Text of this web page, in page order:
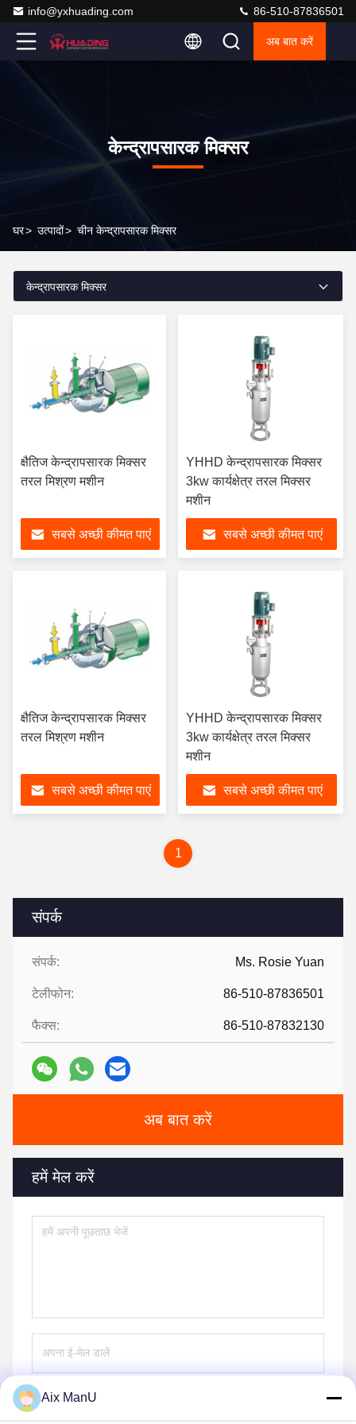
info@yxhuading.com 86-510-87836501
अब बात करें
केन्द्रापसारक मिक्सर
घर> उत्पादों> चीन केन्द्रापसारक मिक्सर
संपर्क
संपर्क: Ms. Rosie Yuan
टेलीफोन: 86-510-87836501
फैक्स: 86-510-87832130
अब बात करें
हमें मेल करें
भेजना
केन्द्रापसारक मिक्सर
क्षैतिज केन्द्रापसारक मिक्सर
तरल मिश्रण मशीन
सबसे अच्छी कीमत पाएं
YHHD केन्द्रापसारक मिक्सर
3kw कार्यक्षेत्र तरल मिक्सर
मशीन
सबसे अच्छी कीमत पाएं
क्षैतिज केन्द्रापसारक मिक्सर
तरल मिश्रण मशीन
सबसे अच्छी कीमत पाएं
YHHD केन्द्रापसारक मिक्सर
3kw कार्यक्षेत्र तरल मिक्सर
मशीन
सबसे अच्छी कीमत पाएं
1
Aix ManU